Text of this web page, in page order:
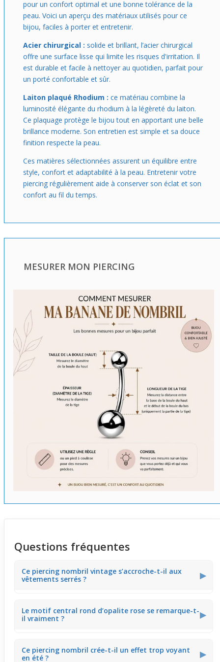
pour un confort optimal et une bonne tolérance de la
peau. Voici un aperçu des matériaux utilisés pour ce
bijou, faciles à porter et entretenir.
Acier chirurgical : solide et brillant, l’acier chirurgical
offre une surface lisse qui limite les risques d'irritation. Il
est durable et facile à nettoyer au quotidien, parfait pour
un porté confortable et sûr.
Laiton plaqué Rhodium : ce matériau combine la
luminosité élégante du rhodium à la légèreté du laiton.
Ce plaquage protège le bijou tout en apportant une belle
brillance moderne. Son entretien est simple et sa douce
finition respecte la peau.
Ces matières sélectionnées assurent un équilibre entre
style, confort et adaptabilité à la peau. Entretenir votre
piercing régulièrement aide à conserver son éclat et son
confort au fil du temps.
MESURER MON PIERCING
Questions fréquentes
Ce piercing nombril vintage s’accroche-t-il aux
vêtements serrés ?
▶
les tissus très ajustés. Sur des hauts ou robes près du
corps, il vaut mieux vérifier le placement. Cela évite de
Le motif central rond d’opalite rose se remarque-t-
il vraiment ?
▶
apportant une douce brillance au nombril. Ce rendu subtil
fonctionne bien avec des tenues légères, notamment en
Ce piercing nombril crée-t-il un effet trop voyant
en été ?
▶